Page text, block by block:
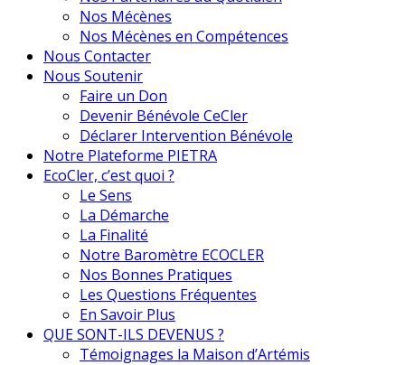
Nos Mécènes
Nos Mécènes en Compétences
Nous Contacter
Nous Soutenir
Faire un Don
Devenir Bénévole CeCler
Déclarer Intervention Bénévole
Notre Plateforme PIETRA
EcoCler, c’est quoi ?
Le Sens
La Démarche
La Finalité
Notre Baromètre ECOCLER
Nos Bonnes Pratiques
Les Questions Fréquentes
En Savoir Plus
QUE SONT-ILS DEVENUS ?
Témoignages la Maison d’Artémis